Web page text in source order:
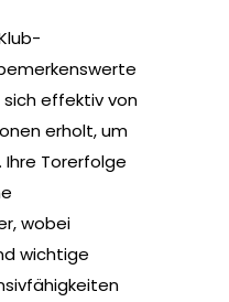
effektiv von
erholt, um
Ihre Torerfolge
wobei
wichtige